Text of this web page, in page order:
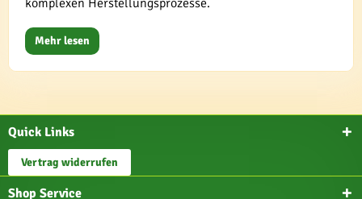
komplexen Herstellungsprozesse.
Mehr lesen
Quick Links
Vertrag widerrufen
Shop Service